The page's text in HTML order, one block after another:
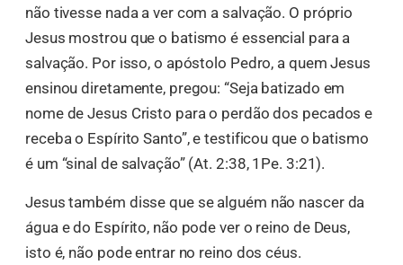
não tivesse nada a ver com a salvação. O próprio
Jesus mostrou que o batismo é essencial para a
salvação. Por isso, o apóstolo Pedro, a quem Jesus
ensinou diretamente, pregou: “Seja batizado em
nome de Jesus Cristo para o perdão dos pecados e
receba o Espírito Santo”, e testificou que o batismo
é um “sinal de salvação” (At. 2:38, 1Pe. 3:21).
Jesus também disse que se alguém não nascer da
água e do Espírito, não pode ver o reino de Deus,
isto é, não pode entrar no reino dos céus.